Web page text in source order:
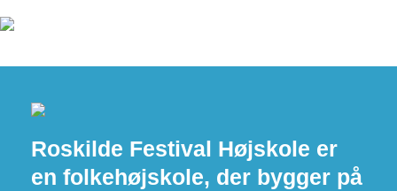
Roskilde Festival Højskole er
en folkehøjskole, der bygger på